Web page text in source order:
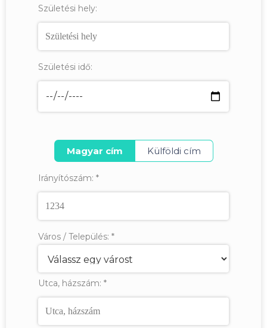
Születési hely:
Születési idő:
Magyar cím Külföldi cím
Irányítószám: *
Város / Település: *
Utca, házszám: *